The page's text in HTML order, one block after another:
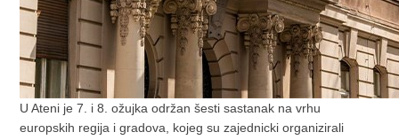
U Ateni je 7. i 8. ožujka održan šesti sastanak na vrhu
europskih regija i gradova, kojeg su zajednicki organizirali